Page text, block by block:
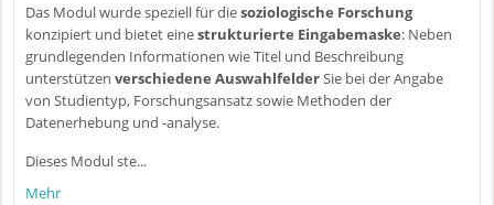
Das Modul wurde speziell für diesoziologische Forschung
konzipiert und bietet einestrukturierte Eingabemaske: Neben
grundlegenden Informationen wie Titel und Beschreibung
unterstützen verschiedene AuswahlfelderSie bei der Angabe
von Studientyp, Forschungsansatz sowie Methoden der
Datenerhebung und -analyse.
Dieses Modul ste...
Mehr